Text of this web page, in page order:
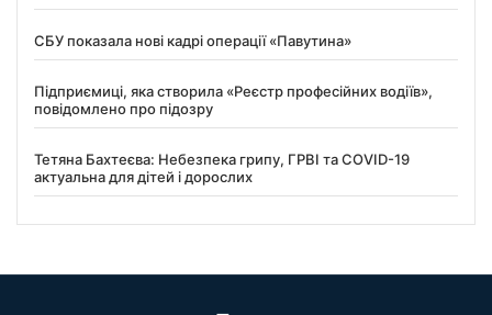
СБУ показала нові кадрі операції «Павутина»
Підприємиці, яка створила «Реєстр професійних водіїв»,
повідомлено про підозру
Тетяна Бахтеєва: Небезпека грипу, ГРВІ та COVID-19
актуальна для дітей і дорослих